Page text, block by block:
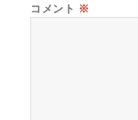
コメント ※